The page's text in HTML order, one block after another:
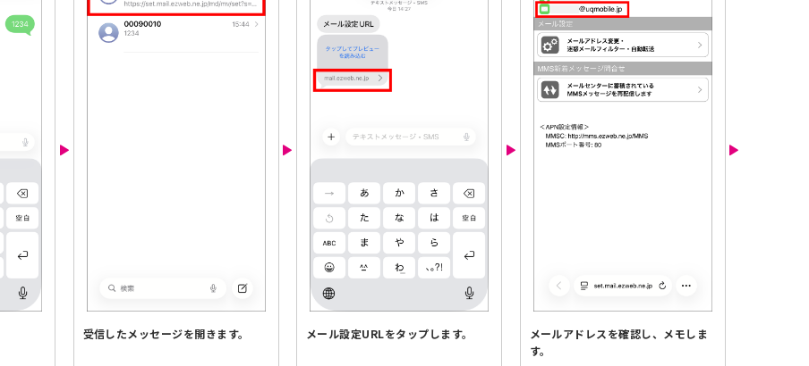
受信したメッセージを開きます。 メール設定URLをタップします。
メールアドレスを確認し、メモしま
す。